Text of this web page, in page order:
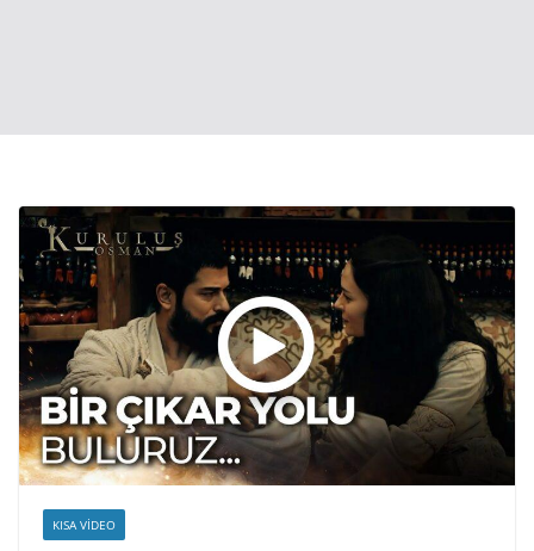
KISA VIDEO